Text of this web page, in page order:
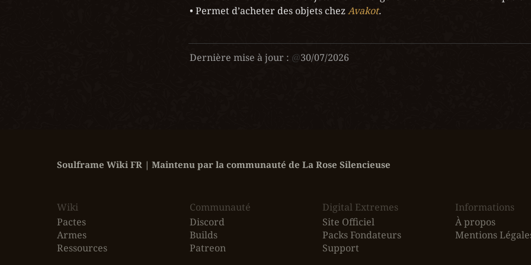
• Permet d’acheter des objets chez Avakot.
Dernière mise à jour : @30/07/2026
Soulframe Wiki FR | Maintenu par la communauté de La Rose Silencieuse
Wiki
Pactes
Armes
Ressources
‎Communauté
Discord
Builds
Patreon
Digital Extremes
Site Officiel
Packs Fondateurs
Support
Informations
À propos
Mentions